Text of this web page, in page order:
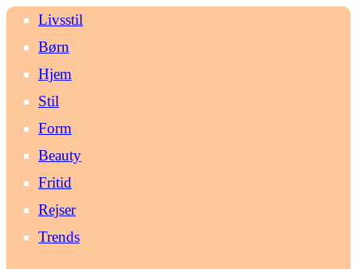
Livsstil
Børn
Hjem
Stil
Form
Beauty
Fritid
Rejser
Trends